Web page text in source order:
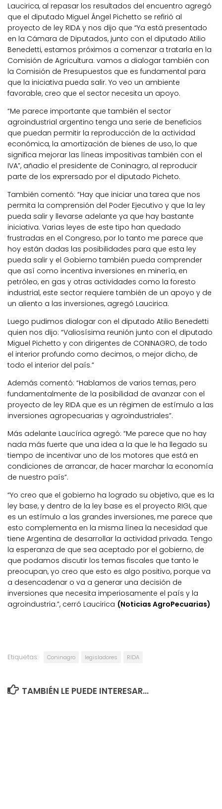
Laucirica, al repasar los resultados del encuentro agregó
que el diputado Miguel Ángel Pichetto se refirió al
proyecto de ley RIDA y nos dijo que “Ya está presentado
en la Cámara de Diputados, junto con el diputado Atilio
Benedetti, estamos próximos a comenzar a tratarla en la
Comisión de Agricultura. vamos a dialogar también con
la Comisión de Presupuestos que es fundamental para
que la iniciativa pueda salir. Yo veo un ambiente
favorable, creo que el sector necesita un apoyo.
“Me parece importante que también el sector
agroindustrial argentino tenga una serie de beneficios
que puedan permitir la reproducción de la actividad
económica, la amortización de bienes de uso, lo que
significa mejorar las líneas impositivas también con el
IVA”, añadio el presidente de Coninagro, al reproducir
parte de los exprersado por el diputado Picheto.
También comentó: “Hay que iniciar una tarea que nos
permita la comprensión del Poder Ejecutivo y que la ley
pueda salir y llevarse adelante ya que hay bastante
iniciativa. Varias leyes de este tipo han quedado
frustradas en el Congreso, por lo tanto me parece que
hoy están dadas las posibilidades para que esta ley
pueda salir y el Gobierno también pueda comprender
que así como incentiva inversiones en minería, en
petróleo, en gas y otras actividades como la foresto
industrial, este sector requiere también de un apoyo y de
un aliento a las inversiones, agregó Laucirica.
Luego pudimos dialogar con el diputado Atilio Benedetti
quien nos dijo: “Valiosísima reunión junto con el diputado
Miguel Pichetto y con dirigentes de CONINAGRO, de todo
el interior profundo como decimos, o mejor dicho, de
todo el interior del país.”
Además comentó: “Hablamos de varios temas, pero
fundamentalmente de la posibilidad de avanzar con el
proyecto de ley RIDA que es un régimen de estímulo a las
inversiones agropecuarias y agroindustriales”.
Más adelante Laucírica agregó: “Me parece que no hay
nada más fuerte que una idea a la que le ha llegado su
tiempo de incentivar uno de los motores que está en
condiciones de arrancar, de hacer marchar la economía
de nuestro país”.
“Yo creo que el gobierno ha logrado su objetivo, que es la
ley base, y dentro de la ley base es el proyecto RIGI, que
es un estímulo a las grandes inversiones, me parece que
esto complementa en la misma línea la necesidad que
tiene Argentina de desarrollar la actividad privada. Tengo
la esperanza de que sea aceptado por el gobierno, de
que podamos discutir los temas fiscales que tanto le
preocupan, yo creo que esto es algo positivo, porque va
a desencadenar o va a generar una decisión de
inversiones que necesita imperiosamente el país y la
agroindustria.”, cerró Laucirica (Noticias AgroPecuarias)
Etiquetas: Coninagro legisladores RIDA
TAMBIÉN LE PUEDE INTERESAR...